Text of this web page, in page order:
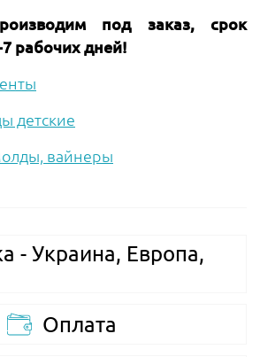
под заказ, срок
рабочих дней!
детские
вайнеры
- Украина, Европа,
Оплата